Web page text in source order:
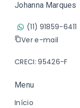
Johanna Marques
(11) 91859-6411
Ver e-mail
CRECI: 95426-F
Menu
Início